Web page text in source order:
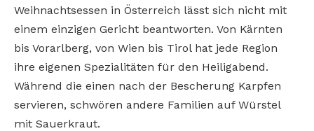
Weihnachtsessen in Österreich lässt sich nicht mit
einem einzigen Gericht beantworten. Von Kärnten
bis Vorarlberg, von Wien bis Tirol hat jede Region
ihre eigenen Spezialitäten für den Heiligabend.
Während die einen nach der Bescherung Karpfen
servieren, schwören andere Familien auf Würstel
mit Sauerkraut.